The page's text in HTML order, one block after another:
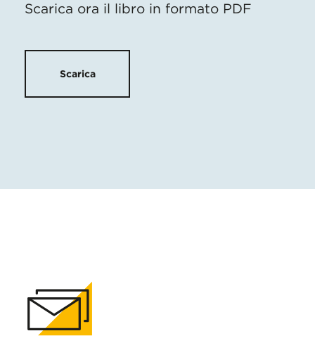
Scarica ora il libro in formato PDF
Scarica